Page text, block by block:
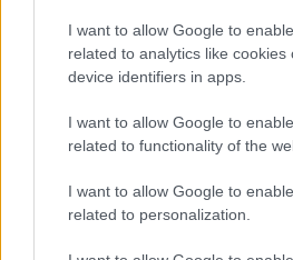
I want to allow Google to
related to analytics like cookies
device identifiers in apps.
I want to allow Google to
related to functionality of the
I want to allow Google to
related to personalization.